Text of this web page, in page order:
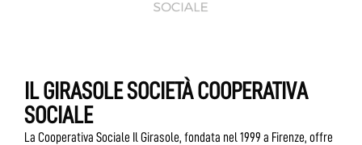
IL GIRASOLE SOCIETÀ COOPERATIVA
SOCIALE
La Cooperativa Sociale Il Girasole, fondata nel 1999 a Firenze, offre